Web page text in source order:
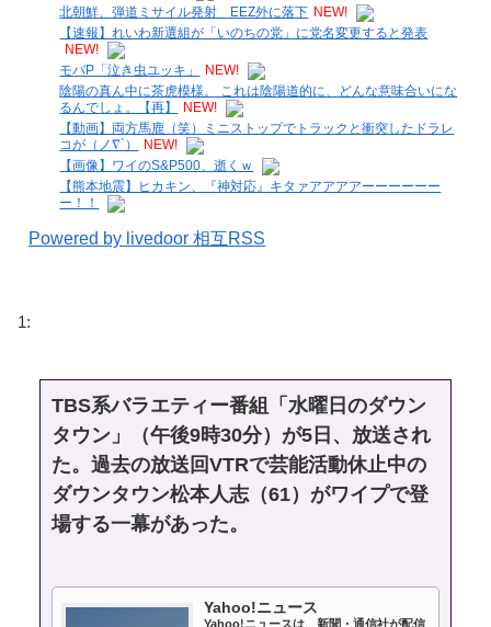
北朝鮮、弾道ミサイル発射 EEZ外に落下 NEW!
【速報】れいわ新選組が「いのちの党」に党名変更すると発表
NEW!
モバP「泣き虫ユッキ」
NEW!
陰陽の真ん中に茶虎模様。 これは陰陽道的に、どんな意味合いにな
るんでしょ。【再】
NEW!
【動画】両方馬鹿（笑）ミニストップでトラックと衝突したドラレ
コが（ノ∇`）
NEW!
【画像】ワイのS&P500、逝くｗ
【熊本地震】ヒカキン、『神対応』キタァアアアアーーーーーー
ー！！
Powered by livedoor 相互RSS
1:
TBS系バラエティー番組「水曜日のダウン
タウン」（午後9時30分）が5日、放送され
た。過去の放送回VTRで芸能活動休止中の
ダウンタウン松本人志（61）がワイプで登
場する一幕があった。
Yahoo!ニュース
Yahoo!ニュースは、新聞・通信社が配信